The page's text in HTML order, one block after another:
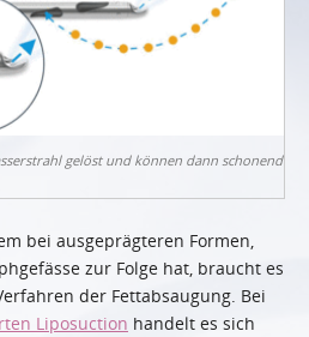
gelöst und können dann schonend
bei ausgeprägteren Formen,
zur Folge hat, braucht es
der Fettabsaugung. Bei
Liposuction handelt es sich